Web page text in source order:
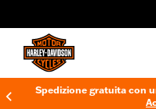
Spedizione gratuita con